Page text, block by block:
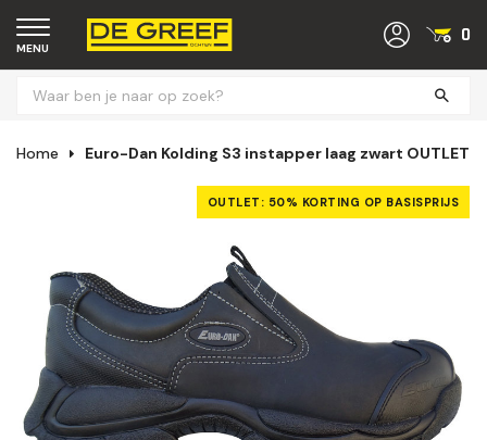
MENU
0
Home Euro-Dan Kolding S3 instapper laag zwart OUTLET
OUTLET: 50% KORTING OP BASISPRIJS